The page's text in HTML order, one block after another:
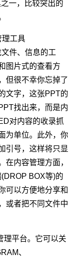
一，比较突出的
理工具
件、信息的工
图片式的查看方
但很不幸你忘掉了
文字，这张PPT的
找出来，而是内
对内容的收录抓
为单位。此外，你
引号，这样将只显
在内容管理方面，
BOX等)的
可以方便地分享和
或者把不同文件中
理平台。它可以关
、